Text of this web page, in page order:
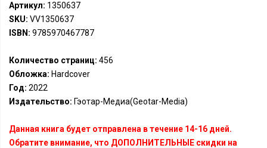
Артикул: 1350637
SKU: VV1350637
ISBN: 9785970467787
Количество страниц: 456
Обложка: Hardcover
Год: 2022
Издательство: Гэотар-Медиа(Geotar-Media)
Данная книга будет отправлена в течение 14-16 дней.
Обратите внимание, что ДОПОЛНИТЕЛЬНЫЕ скидки на